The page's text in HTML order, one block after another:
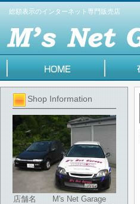
総額表示のインターネット専門販売店
Shop Information
店舗名
M's Net Garage